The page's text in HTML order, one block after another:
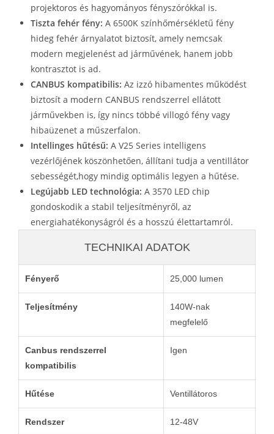
projektoros és hagyományos fényszórókkal is.
Tiszta fehér fény: A 6500K színhőmérsékletű fény
hideg fehér árnyalatot biztosít, amely nemcsak
modern megjelenést ad járművének, hanem jobb
kontrasztot is ad.
CANBUS kompatibilis: Az izzó hibamentes működést
biztosít a modern CANBUS rendszerrel ellátott
járművekben is, így nincs többé villogó fény vagy
hibaüzenet a műszerfalon.
Intellinges hűtésű: A V25 Series intelligens
vezérlőjének köszönhetően, állítani tudja a ventillátor
sebességét,hogy mindig optimális legyen a hűtése.
Legújabb LED technológia: A 3570 LED chip
gondoskodik a stabil teljesítményről, az
energiahatékonyságról és a hosszú élettartamról.
TECHNIKAI ADATOK
Fényerő 25,000 lumen
Teljesítmény
140W-nak
megfelelő
Canbus rendszerrel
kompatibilis
Igen
Hűtése Ventillátoros
Rendszer 12-48V